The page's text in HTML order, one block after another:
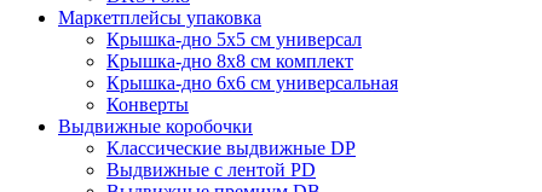
Маркетплейсы упаковка
Крышка-дно 5x5 см универсал
Крышка-дно 8x8 см комплект
Крышка-дно 6x6 см универсальная
Конверты
Выдвижные коробочки
Классические выдвижные DP
Выдвижные с лентой PD